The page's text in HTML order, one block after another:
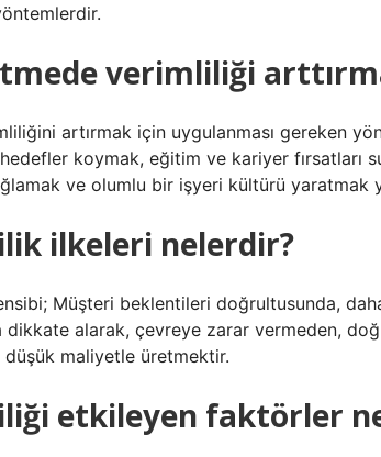
verimliliği
artırmak için uygulanması gereken
koymak, eğitim ve kariyer fırsatları
ve olumlu bir işyeri kültürü yaratmak
ilkeleri nelerdir?
Müşteri beklentileri doğrultusunda,
dikkate alarak, çevreye zarar vermeden,
maliyetle üretmektir.
etkileyen faktörler